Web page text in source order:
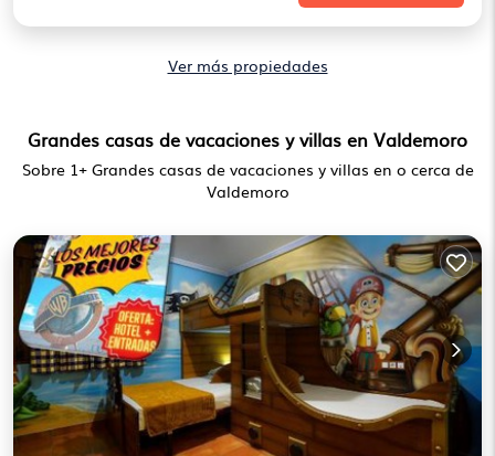
Ver más propiedades
Grandes casas de vacaciones y villas en Valdemoro
Sobre 1+ Grandes casas de vacaciones y villas en o cerca de
Valdemoro